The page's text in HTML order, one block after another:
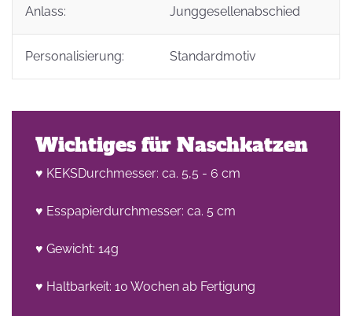
Anlass: Junggesellenabschied
Personalisierung: Standardmotiv
Wichtiges für Naschkatzen
♥ KEKSDurchmesser: ca. 5,5 - 6 cm
♥ Esspapierdurchmesser: ca. 5 cm
♥ Gewicht: 14g
♥ Haltbarkeit: 10 Wochen ab Fertigung